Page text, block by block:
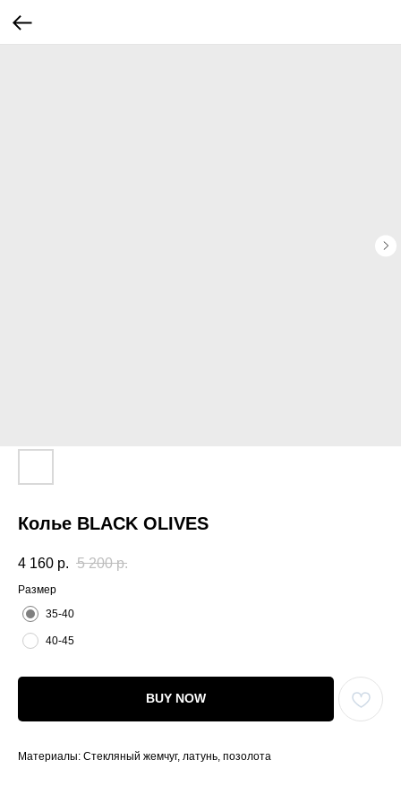
Колье BLACK OLIVES
4 160 р. 5 200 р.
Размер
35-40
40-45
BUY NOW
Материалы: Стекляный жемчуг, латунь, позолота